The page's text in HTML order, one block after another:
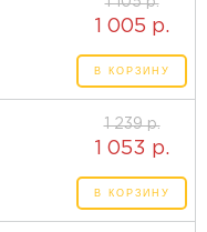
1 005 р.
В КОРЗИНУ
1 239 р.
1 053 р.
В КОРЗИНУ